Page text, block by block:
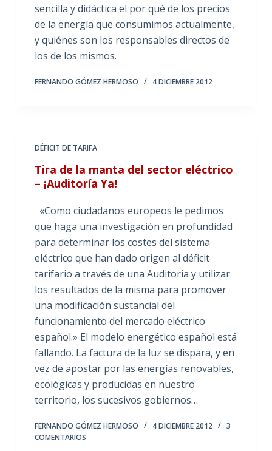
sencilla y didáctica el por qué de los precios
de la energía que consumimos actualmente,
y quiénes son los responsables directos de
los de los mismos.
FERNANDO GÓMEZ HERMOSO 4 DICIEMBRE 2012
DÉFICIT DE TARIFA
Tira de la manta del sector eléctrico
– ¡Auditoría Ya!
«Como ciudadanos europeos le pedimos
que haga una investigación en profundidad
para determinar los costes del sistema
eléctrico que han dado origen al déficit
tarifario a través de una Auditoria y utilizar
los resultados de la misma para promover
una modificación sustancial del
funcionamiento del mercado eléctrico
español.» El modelo energético español está
fallando. La factura de la luz se dispara, y en
vez de apostar por las energías renovables,
ecológicas y producidas en nuestro
territorio, los sucesivos gobiernos…
FERNANDO GÓMEZ HERMOSO 4 DICIEMBRE 2012
3
COMENTARIOS